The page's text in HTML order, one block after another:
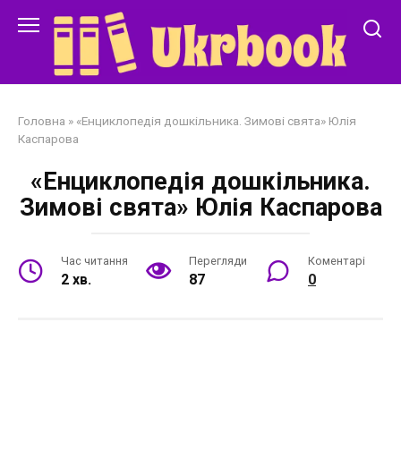
Головна » «Енциклопедія дошкільника. Зимові свята» Юлія
Каспарова
«Енциклопедія дошкільника.
Зимові свята» Юлія Каспарова
Час читання
2 хв.
Перегляди
87
Коментарі
0